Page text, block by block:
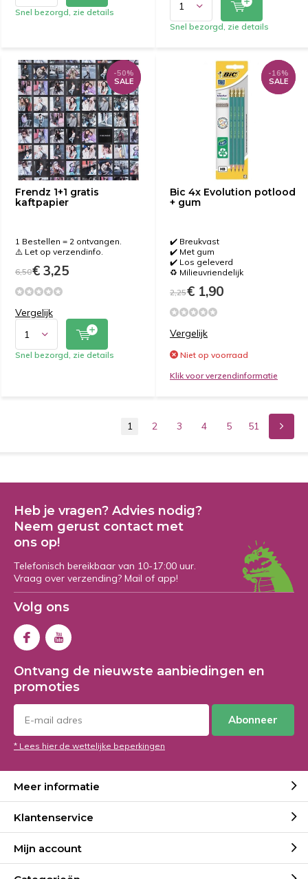
Snel bezorgd, zie details
Snel bezorgd, zie details
Frendz 1+1 gratis
kaftpapier
1 Bestellen = 2 ontvangen.
⚠️ Let op verzendinfo.
6,50€ 3,25
-50%
SALE
Vergelijk
-50%
SALE
Snel bezorgd, zie details
Bic 4x Evolution potlood
+ gum
✔️ Breukvast
✔️ Met gum
✔️ Los geleverd
♻️ Milieuvriendelijk
2,25€ 1,90
-16%
SALE
Vergelijk
Niet op voorraad
-16%
SALE
Klik voor verzendinformatie
1 2 3 4 5 51
Heb je vragen? Advies nodig?
Neem gerust contact met
ons op!
Telefonisch bereikbaar van 10-17:00 uur.
Vraag over verzending? Mail of app!
Volg ons
Ontvang de nieuwste aanbiedingen en
promoties
Abonneer
* Lees hier de wettelijke beperkingen
Meer informatie
Klantenservice
Mijn account